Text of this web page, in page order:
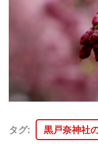
タグ: 黒戸奈神社